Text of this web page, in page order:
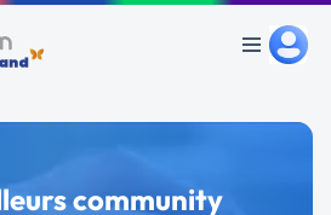
community